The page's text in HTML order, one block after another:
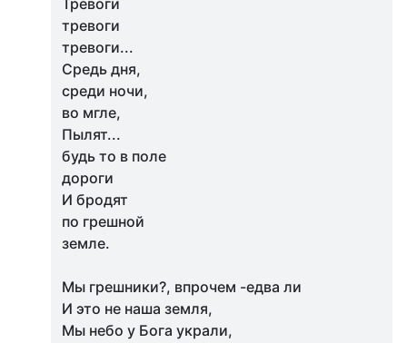
Тревоги
тревоги
тревоги...
Средь дня,
среди ночи,
во мгле,
Пылят...
будь то в поле
дороги
И бродят
по грешной
земле.
Мы грешники?, впрочем -едва ли
И это не наша земля,
Мы небо у Бога украли,